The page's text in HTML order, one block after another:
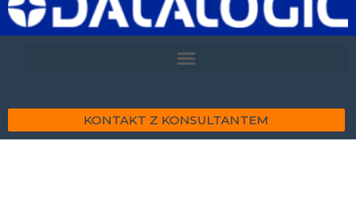
KONTAKT Z KONSULTANTEM